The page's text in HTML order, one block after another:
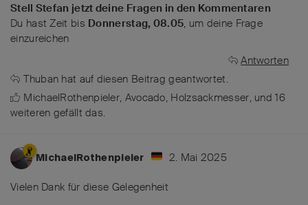
Stell Stefan jetzt deine Fragen in den Kommentaren
Du hast Zeit bis Donnerstag, 08.05, um deine Frage
einzureichen
Antworten
Thuban hat auf diesen Beitrag geantwortet.
MichaelRothenpieler, Avocado, Holzsackmesser, und16
weiteren gefällt das.
MichaelRothenpieler 2. Mai 2025
Vielen Dank für diese Gelegenheit